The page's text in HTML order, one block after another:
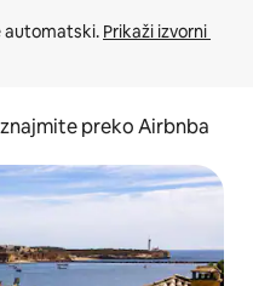
automatski. Prikaži izvorni
preko Airbnba